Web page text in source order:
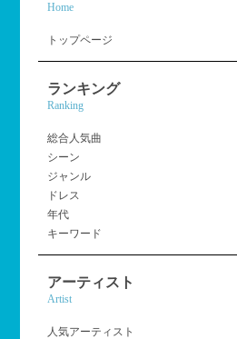
Home
トップページ
ランキング
Ranking
総合人気曲
シーン
ジャンル
ドレス
年代
キーワード
アーティスト
Artist
人気アーティスト